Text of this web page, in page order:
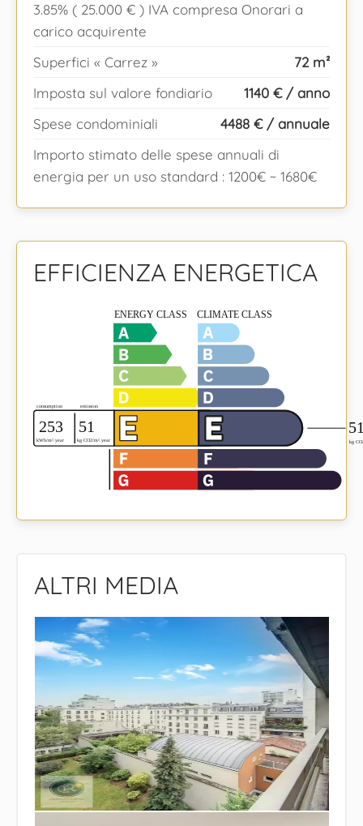
3.85% ( 25.000 € ) IVA compresa Onorari a
carico acquirente
Superfici « Carrez »
72 m²
Imposta sul valore fondiario
1140 € / anno
Spese condominiali
4488 € / annuale
Importo stimato delle spese annuali di
energia per un uso standard : 1200€ ~ 1680€
EFFICIENZA ENERGETICA
ALTRI MEDIA